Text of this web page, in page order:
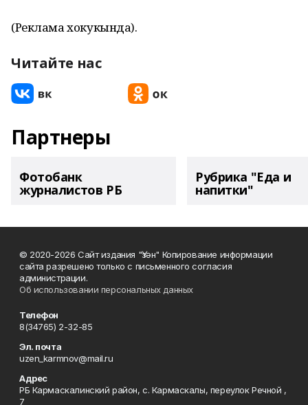
(Реклама хокукында).
Читайте нас
Партнеры
Фотобанк
журналистов РБ
Рубрика "Еда и
напитки"
© 2020-2026 Сайт издания "Үзән" Копирование информации
сайта разрешено только с письменного согласия
администрации.
Об использовании персональных данных
Телефон
8(34765) 2-32-85
Эл. почта
uzen_karmnov@mail.ru
Адрес
РБ Кармаскалинский район, с. Кармаскалы, переулок Речной ,
7